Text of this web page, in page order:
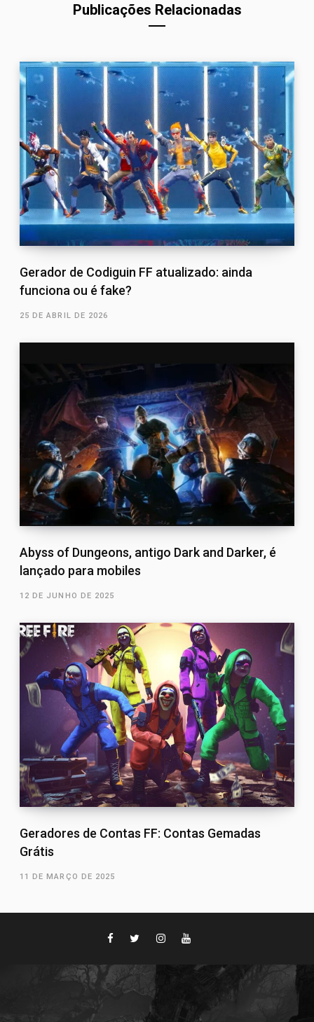
Publicações Relacionadas
Gerador de Codiguin FF atualizado: ainda
funciona ou é fake?
25 DE ABRIL DE 2026
Abyss of Dungeons, antigo Dark and Darker, é
lançado para mobiles
12 DE JUNHO DE 2025
Geradores de Contas FF: Contas Gemadas
Grátis
11 DE MARÇO DE 2025